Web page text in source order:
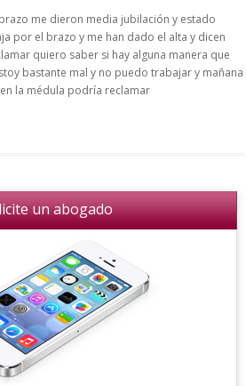
me dieron media jubilación y estado
por el brazo y me han dado el alta y dicen
quiero saber si hay alguna manera que
bastante mal y no puedo trabajar y mañana
la médula podría reclamar
un abogado